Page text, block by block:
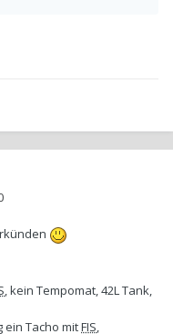
, kein Tempomat, 42L Tank,
ein Tacho mitFIS,